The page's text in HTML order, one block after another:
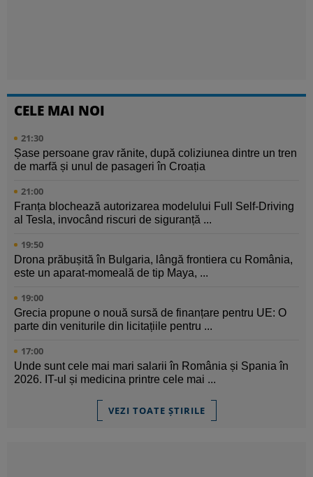
CELE MAI NOI
21:30
Șase persoane grav rănite, după coliziunea dintre un tren
de marfă și unul de pasageri în Croația
21:00
Franța blochează autorizarea modelului Full Self-Driving
al Tesla, invocând riscuri de siguranță ...
19:50
Drona prăbușită în Bulgaria, lângă frontiera cu România,
este un aparat-momeală de tip Maya, ...
19:00
Grecia propune o nouă sursă de finanțare pentru UE: O
parte din veniturile din licitațiile pentru ...
17:00
Unde sunt cele mai mari salarii în România și Spania în
2026. IT-ul și medicina printre cele mai ...
VEZI TOATE ȘTIRILE